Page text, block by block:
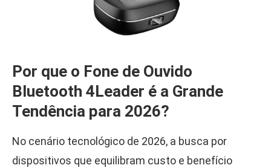
Por que o Fone de Ouvido
Bluetooth 4Leader é a Grande
Tendência para 2026?
No cenário tecnológico de 2026, a busca por
dispositivos que equilibram custo e benefício